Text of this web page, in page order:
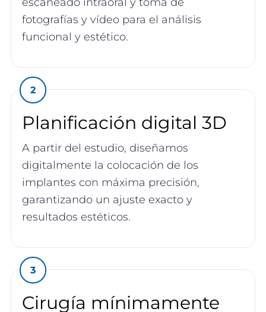
fotografías y vídeo para el análisis
funcional y estético.
Planificación digital 3D
A partir del estudio, diseñamos
digitalmente la colocación de los
implantes con máxima precisión,
garantizando un ajuste exacto y
resultados estéticos.
Cirugía mínimamente